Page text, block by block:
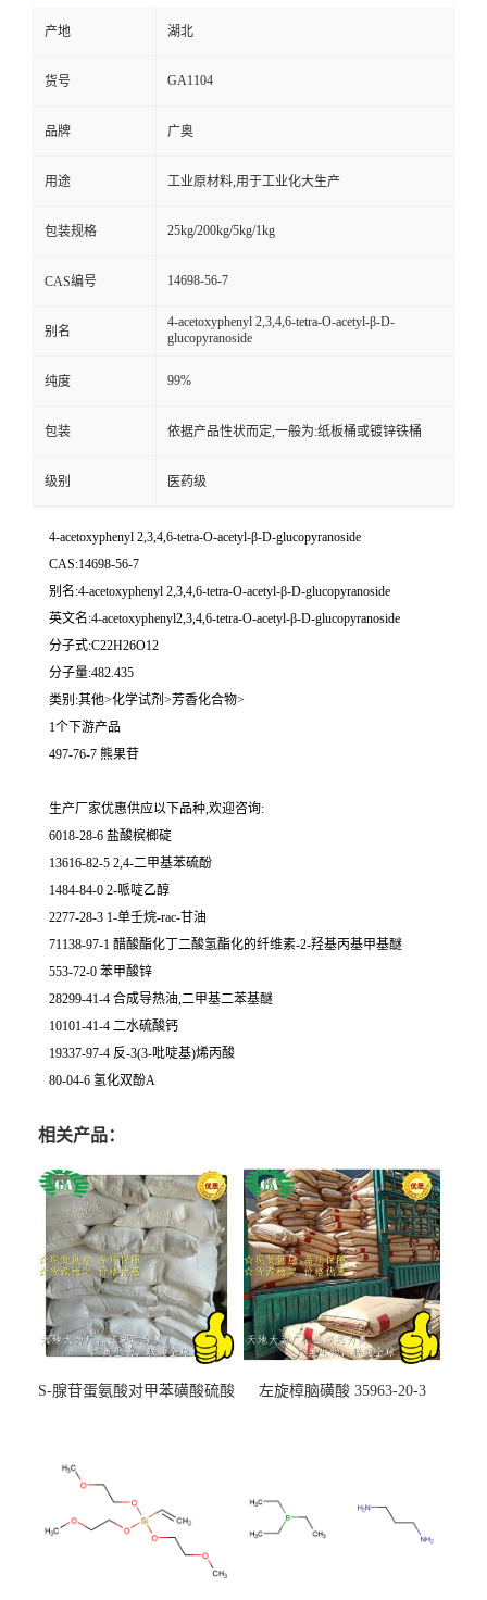
产地 湖北
货号 GA1104
品牌 广奥
用途 工业原材料,用于工业化大生产
包装规格 25kg/200kg/5kg/1kg
CAS编号 14698-56-7
别名
4-acetoxyphenyl 2,3,4,6-tetra-O-acetyl-β-D-
glucopyranoside
纯度 99%
包装 依据产品性状而定,一般为:纸板桶或镀锌铁桶
级别 医药级
4-acetoxyphenyl 2,3,4,6-tetra-O-acetyl-β-D-glucopyranoside
CAS:14698-56-7
别名:4-acetoxyphenyl 2,3,4,6-tetra-O-acetyl-β-D-glucopyranoside
英文名:4-acetoxyphenyl2,3,4,6-tetra-O-acetyl-β-D-glucopyranoside
分子式:C22H26O12
分子量:482.435
类别:其他>化学试剂>芳香化合物>
1个下游产品
497-76-7 熊果苷
生产厂家优惠供应以下品种,欢迎咨询:
6018-28-6 盐酸槟榔碇
13616-82-5 2,4-二甲基苯硫酚
1484-84-0 2-哌啶乙醇
2277-28-3 1-单壬烷-rac-甘油
71138-97-1 醋酸酯化丁二酸氢酯化的纤维素-2-羟基丙基甲基醚
553-72-0 苯甲酸锌
28299-41-4 合成导热油,二甲基二苯基醚
10101-41-4 二水硫酸钙
19337-97-4 反-3(3-吡啶基)烯丙酸
80-04-6 氢化双酚A
相关产品：
S-腺苷蛋氨酸对甲苯磺酸硫酸
左旋樟脑磺酸 35963-20-3